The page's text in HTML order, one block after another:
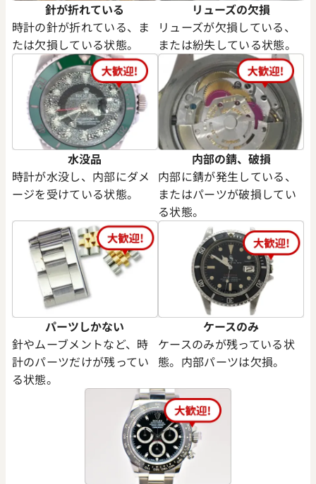
針が折れている
時計の針が折れている、ま
たは欠損している状態。
リューズの欠損
リューズが欠損している、
または紛失している状態。
水没品
時計が水没し、内部にダメ
ージを受けている状態。
内部の錆、破損
内部に錆が発生している、
またはパーツが破損してい
る状態。
パーツしかない
針やムーブメントなど、時
計のパーツだけが残ってい
る状態。
ケースのみ
ケースのみが残っている状
態。内部パーツは欠損。